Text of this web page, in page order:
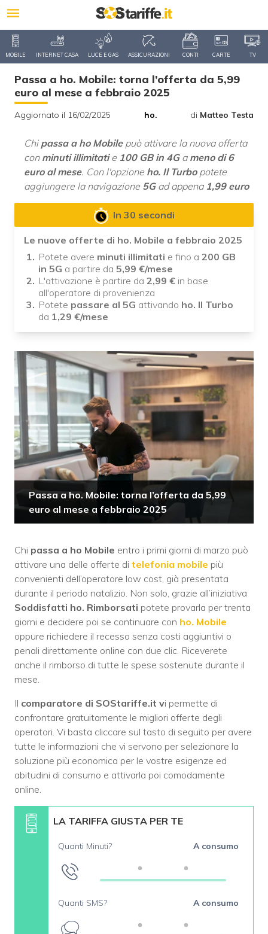
MOBILE INTERNET CASA LUCE E GAS ASSICURAZIONI CONTI CARTE TV
Passa a ho. Mobile: torna l’offerta da 5,99
euro al mese a febbraio 2025
Aggiornato il 16/02/2025 ho. di Matteo Testa
Chi passa a ho Mobilepuò attivare la nuova offerta
con minuti illimitatie 100 GB in 4Ga meno di 6
euro al mese. Con l'opzione ho. Il Turbopotete
aggiungere la navigazione 5Gad appena 1,99 euro
In 30 secondi
Le nuove offerte di ho. Mobile a febbraio 2025
Potete avere minuti illimitati e fino a 200 GB
in 5G a partire da 5,99 €/mese
L'attivazione è partire da 2,99 € in base
all'operatore di provenienza
Potete passare al 5G attivando ho. Il Turbo
da 1,29 €/mese
Passa a ho. Mobile: torna l’offerta da 5,99
euro al mese a febbraio 2025
Chi passa a ho Mobile entro i primi giorni di marzo può
attivare una delle offerte di telefonia mobile più
convenienti dell’operatore low cost, già presentata
durante il periodo natalizio. Non solo, grazie all’iniziativa
Soddisfatti ho. Rimborsati potete provarla per trenta
giorni e decidere poi se continuare con ho. Mobile
oppure richiedere il recesso senza costi aggiuntivi o
penali direttamente online con due clic. Riceverete
anche il rimborso di tutte le spese sostenute durante il
mese.
Il comparatore di SOStariffe.it vi permette di
confrontare gratuitamente le migliori offerte degli
operatori. Vi basta cliccare sul tasto di seguito per avere
tutte le informazioni che vi servono per selezionare la
soluzione più economica per le vostre esigenze ed
abitudini di consumo e attivarla poi comodamente
online.
LA TARIFFA GIUSTA PER TE
Quanti Minuti? A consumo
Quanti SMS? A consumo